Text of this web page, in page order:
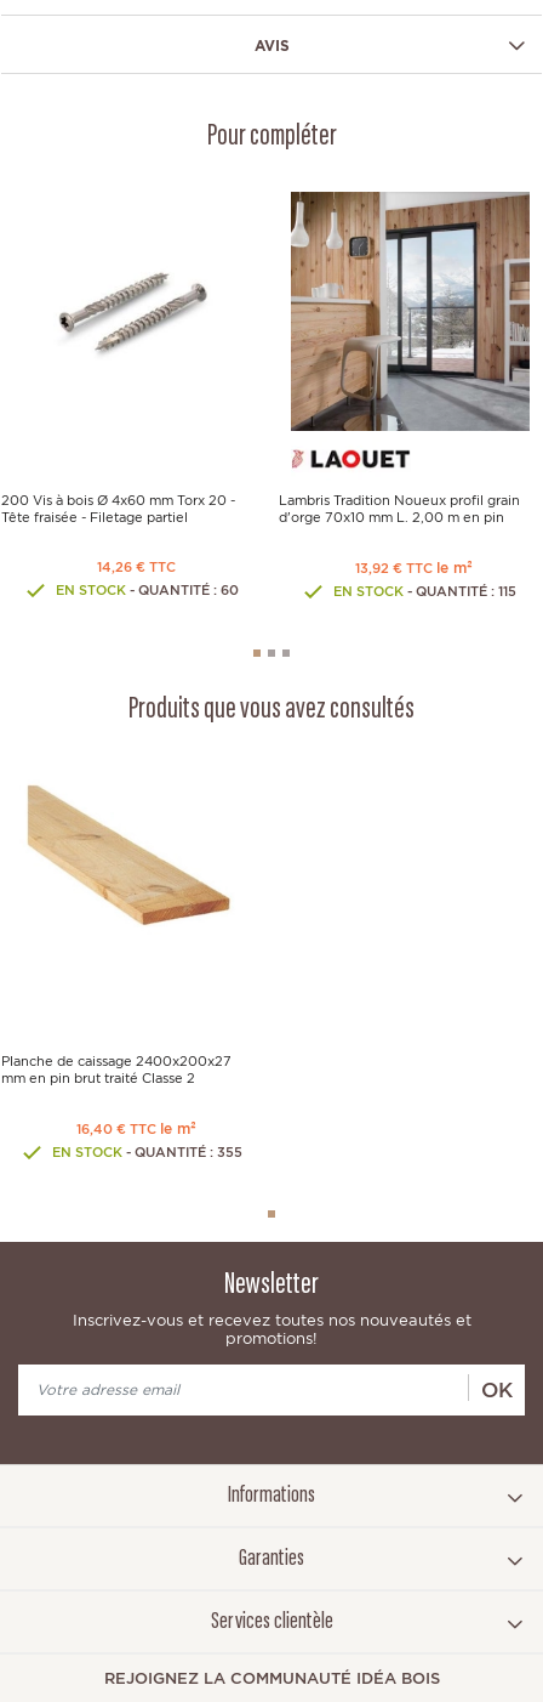
AVIS
Pour compléter
200 Vis à bois Ø 4x60 mm Torx 20 -
Tête fraisée - Filetage partiel
14,26 € TTC
EN STOCK - QUANTITÉ : 60
Lambris Tradition Noueux profil grain
d'orge 70x10 mm L. 2,00 m en pin
13,92 € TTC le m²
EN STOCK - QUANTITÉ : 115
Produits que vous avez consultés
Planche de caissage 2400x200x27
mm en pin brut traité Classe 2
16,40 € TTC le m²
EN STOCK - QUANTITÉ : 355
Newsletter
Inscrivez-vous et recevez toutes nos nouveautés et
promotions!
OK
Informations
Garanties
Services clientèle
REJOIGNEZ LA COMMUNAUTÉ IDÉA BOIS